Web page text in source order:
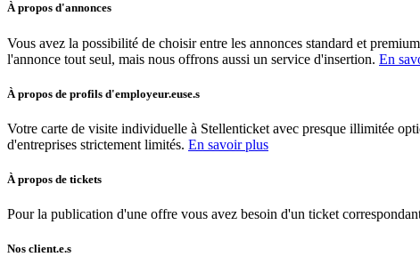
À propos d'annonces
Vous avez la possibilité de choisir entre les annonces standard et
l'annonce tout seul, mais nous offrons aussi un service d'insertion. En
À propos de profils d'employeur.euse.s
Votre carte de visite individuelle à Stellenticket avec presque illimitée
d'entreprises strictement limités. En savoir plus
À propos de tickets
Pour la publication d'une offre vous avez besoin d'un ticket
Nos client.e.s